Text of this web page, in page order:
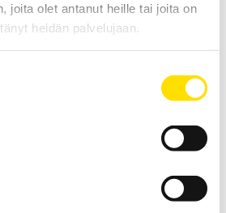
joita olet antanut heille tai joita on
heidän palvelujaan.
LUE LISÄÄ
nippipainejärjestelmä